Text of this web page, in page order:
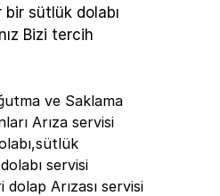
sütlük dolabı
Bizi tercih
ve Saklama
Arıza servisi
servisi
Arızası servisi